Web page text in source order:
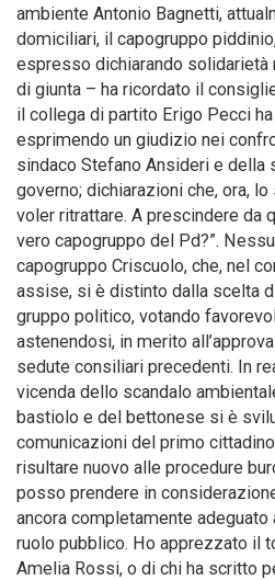
ambiente Antonio Bagnetti,
domiciliari, il capogruppo
espresso dichiarando
di giunta – ha ricordato il
il collega di partito Erigo Pecci
esprimendo un giudizio nei
sindaco Stefano Ansideri e della
governo; dichiarazioni che, ora,
voler ritrattare. A prescindere da
vero capogruppo del Pd?”.
capogruppo Criscuolo, che, nel
assise, si è distinto dalla scelta
gruppo politico, votando
astenendosi, in merito
sedute consiliari precedenti. In
vicenda dello scandalo
bastiolo e del bettonese si è
comunicazioni del primo
risultare nuovo alle procedure
posso prendere in
ancora completamente
ruolo pubblico. Ho apprezzato il
Amelia Rossi, o di chi ha scritto